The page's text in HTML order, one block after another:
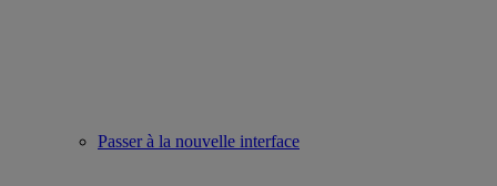
Passer à la nouvelle interface